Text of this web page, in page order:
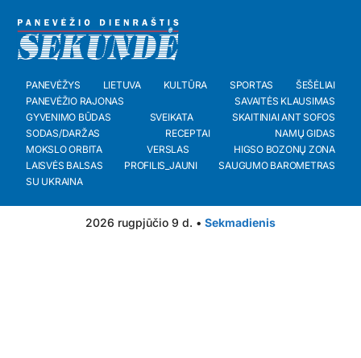
PANEVĖŽYS LIETUVA KULTŪRA SPORTAS
ŠEŠĖLIAI
PANEVĖŽIO RAJONAS
SAVAITĖS KLAUSIMAS
GYVENIMO BŪDAS
SVEIKATA
SKAITINIAI ANT SOFOS
SODAS/DARŽAS
RECEPTAI
NAMŲ GIDAS
MOKSLO ORBITA
VERSLAS
HIGSO BOZONŲ ZONA
LAISVĖS BALSAS
PROFILIS_JAUNI
SAUGUMO BAROMETRAS
SU UKRAINA
2026 rugpjūčio 9 d. • Sekmadienis